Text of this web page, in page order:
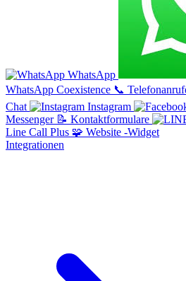
WhatsApp
WhatsApp Coexistence 📞
Chat
Instagram
Messenger 📝 Kontaktformulare
Line Call Plus 🧩 Website -Widget
Integrationen